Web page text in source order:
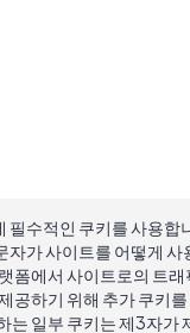
필수적인 쿠키를 사용합
자가 사이트를 어떻게 사
폼에서 사이트로의 트
공하기 위해 추가 쿠키
는 일부 쿠키는 제3자가